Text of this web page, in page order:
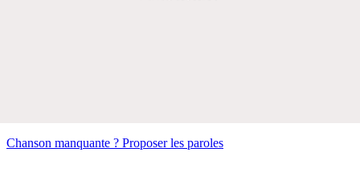
Chanson manquante ? Proposer les paroles